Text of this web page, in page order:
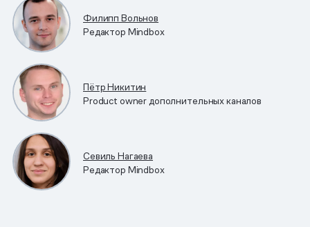
Филипп Вольнов
Редактор Mindbox
Пётр Никитин
Рroduct owner дополнительных каналов
Севиль Нагаева
Редактор Mindbox